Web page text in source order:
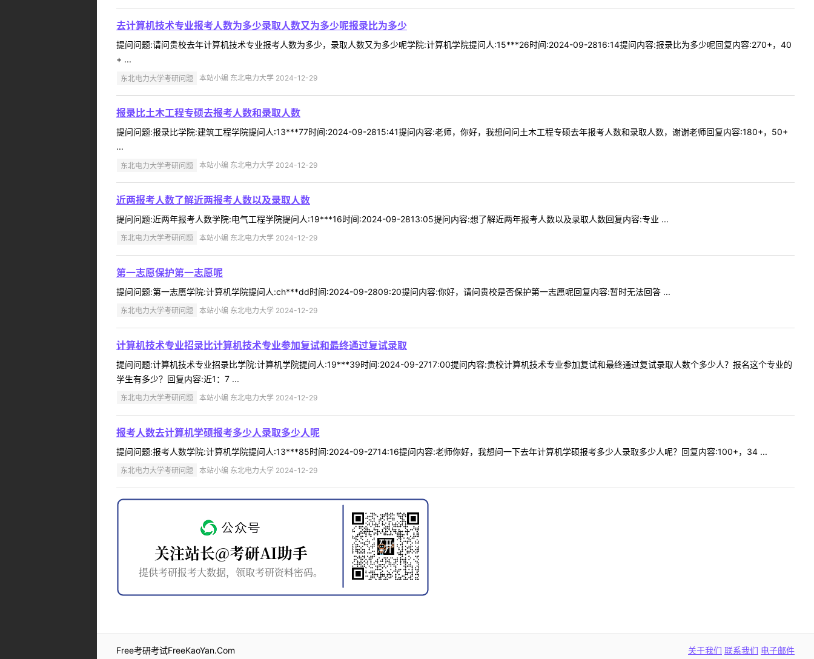
去计算机技术专业报考人数为多少录取人数又为多少呢报录比为多少
提问问题:请问贵校去年计算机技术专业报考人数为多少，录取人数又为多少呢学院:计算机学院提问人:15***26时间:2024-09-2816:14提问内容:报录比为多少呢回复内容:270+，40
+ ...
东北电力大学考研问题 本站小编 东北电力大学 2024-12-29
报录比土木工程专硕去报考人数和录取人数
提问问题:报录比学院:建筑工程学院提问人:13***77时间:2024-09-2815:41提问内容:老师，你好，我想问问土木工程专硕去年报考人数和录取人数，谢谢老师回复内容:180+，50+
...
东北电力大学考研问题 本站小编 东北电力大学 2024-12-29
近两报考人数了解近两报考人数以及录取人数
提问问题:近两年报考人数学院:电气工程学院提问人:19***16时间:2024-09-2813:05提问内容:想了解近两年报考人数以及录取人数回复内容:专业 ...
东北电力大学考研问题 本站小编 东北电力大学 2024-12-29
第一志愿保护第一志愿呢
提问问题:第一志愿学院:计算机学院提问人:ch***dd时间:2024-09-2809:20提问内容:你好，请问贵校是否保护第一志愿呢回复内容:暂时无法回答 ...
东北电力大学考研问题 本站小编 东北电力大学 2024-12-29
计算机技术专业招录比计算机技术专业参加复试和最终通过复试录取
提问问题:计算机技术专业招录比学院:计算机学院提问人:19***39时间:2024-09-2717:00提问内容:贵校计算机技术专业参加复试和最终通过复试录取人数个多少人？报名这个专业的
学生有多少？回复内容:近1：7 ...
东北电力大学考研问题 本站小编 东北电力大学 2024-12-29
报考人数去计算机学硕报考多少人录取多少人呢
提问问题:报考人数学院:计算机学院提问人:13***85时间:2024-09-2714:16提问内容:老师你好，我想问一下去年计算机学硕报考多少人录取多少人呢？回复内容:100+，34 ...
东北电力大学考研问题 本站小编 东北电力大学 2024-12-29
Free考研考试FreeKaoYan.Com
关于我们 联系我们 电子邮件